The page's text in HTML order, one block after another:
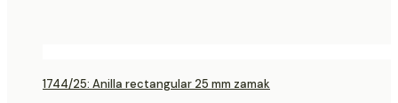
1744/25: Anilla rectangular 25 mm zamak